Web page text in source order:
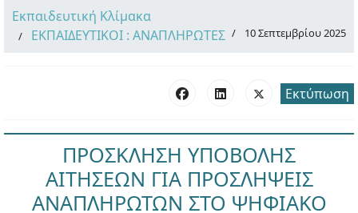
Εκπαιδευτική Κλίμακα
ΕΚΠΑΙΔΕΥΤΙΚΟΙ : ΑΝΑΠΛΗΡΩΤΕΣ
10 Σεπτεμβρίου 2025
Εκτύπωση
ΠΡΟΣΚΛΗΣΗ ΥΠΟΒΟΛΗΣ
ΑΙΤΗΣΕΩΝ ΓΙΑ ΠΡΟΣΛΗΨΕΙΣ
ΑΝΑΠΛΗΡΩΤΩΝ ΣΤΟ ΨΗΦΙΑΚΟ